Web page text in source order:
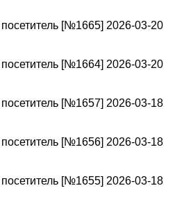
[№1665] 2026-03-20
[№1664] 2026-03-20
[№1657] 2026-03-18
[№1656] 2026-03-18
[№1655] 2026-03-18